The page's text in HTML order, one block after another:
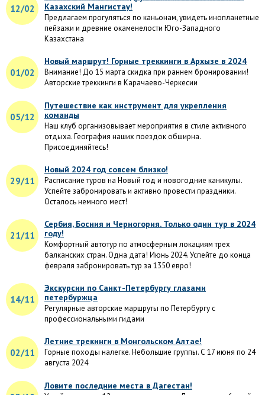
12/02
Казахский Мангистау!
Предлагаем прогуляться по каньонам, увидеть инопланетные
пейзажи и древние окаменелости Юго-Западного
Казахстана
01/02
Новый маршрут! Горные треккинги в Архызе в 2024
Внимание! До 15 марта скидка при раннем бронировании!
Авторские треккинги в Карачаево-Черкесии
05/12
Путешествие как инструмент для укрепления
команды
Наш клуб организовывает мероприятия в стиле активного
отдыха. География наших поездок обширна.
Присоединяйтесь!
29/11
Новый 2024 год совсем близко!
Расписание туров на Новый год и новогодние каникулы.
Успейте забронировать и активно провести праздники.
Осталось немного мест!
21/11
Сербия, Босния и Черногория. Только один тур в 2024
году!
Комфортный автотур по атмосферным локациям трех
балканских стран. Одна дата! Июнь 2024. Успейте до конца
февраля забронировать тур за 1350 евро!
14/11
Экскурсии по Санкт-Петербургу глазами
петербуржца
Регулярные авторские маршруты по Петербургу с
профессиональными гидами
02/11
Летние трекинги в Монгольском Алтае!
Горные походы налегке. Небольшие группы. С 17 июня по 24
августа 2024
Ловите последние места в Дагестан!